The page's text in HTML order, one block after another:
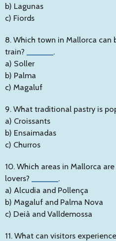
b) Lagunas
c) Fiords
8. Which town in Mallorca can
train?
.
a) Soller
b) Palma
c) Magaluf
9. What traditional pastry is
a) Croissants
b) Ensaimadas
c) Churros
10. Which areas in Mallorca
lovers?
.
a) Alcudia and Pollença
b) Magaluf and Palma Nova
c) Deià and Valldemossa
11. What can visitors